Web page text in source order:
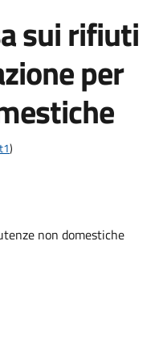
sui rifiuti
per
)
non domestiche